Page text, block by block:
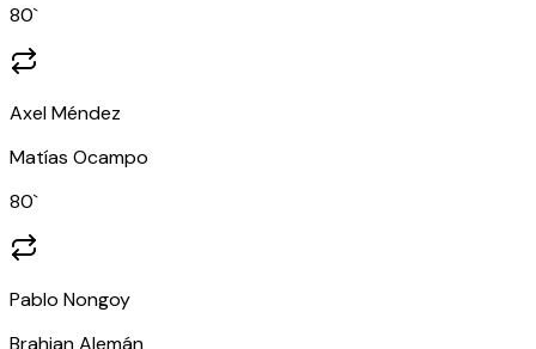
80`
Axel Méndez
Matías Ocampo
80`
Pablo Nongoy
Brahian Alemán